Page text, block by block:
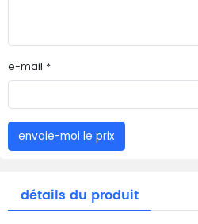
e-mail *
envoie-moi le prix
détails du produit